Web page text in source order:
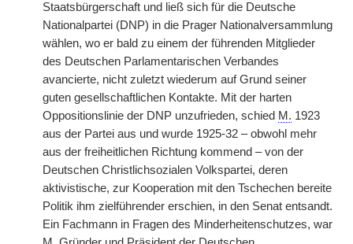
Staatsbürgerschaft und ließ sich für die Deutsche
Nationalpartei (DNP) in die Prager Nationalversammlung
wählen, wo er bald zu einem der führenden Mitglieder
des Deutschen Parlamentarischen Verbandes
avancierte, nicht zuletzt wiederum auf Grund seiner
guten gesellschaftlichen Kontakte. Mit der harten
Oppositionslinie der DNP unzufrieden, schied M. 1923
aus der Partei aus und wurde 1925-32 – obwohl mehr
aus der freiheitlichen Richtung kommend – von der
Deutschen Christlichsozialen Volkspartei, deren
aktivistische, zur Kooperation mit den Tschechen bereite
Politik ihm zielführender erschien, in den Senat entsandt.
Ein Fachmann in Fragen des Minderheitenschutzes, war